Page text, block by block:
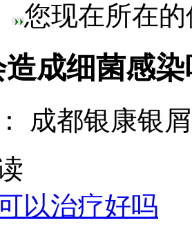
您现在所在
成细菌感染
成都银康银
以治疗好吗